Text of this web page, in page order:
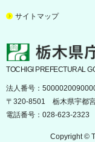
サイトマップ
栃木県庁
TOCHIGI PREFECTURAL
法人番号：
〒320-8501 栃木県宇都
電話番号：028-623-2323
Copyright ©